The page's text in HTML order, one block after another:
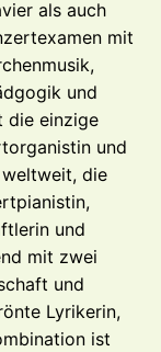
als auch
mit
und
die einzige
und
die
und
mit zwei
und
Lyrikerin,
ist